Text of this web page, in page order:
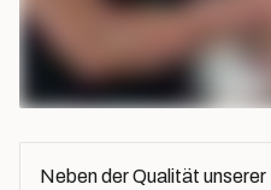
Neben der Qualität